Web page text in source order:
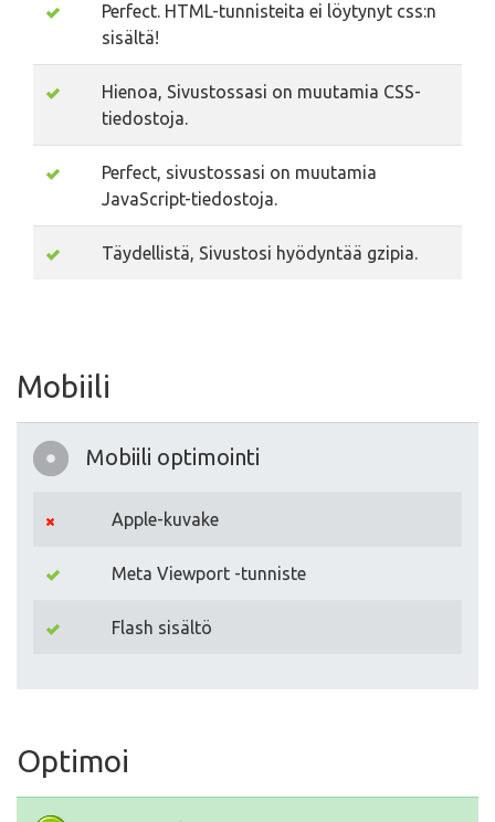
Perfect. HTML-tunnisteita ei löytynyt css:n
sisältä!
Hienoa, Sivustossasi on muutamia CSS-
tiedostoja.
Perfect, sivustossasi on muutamia
JavaScript-tiedostoja.
Täydellistä, Sivustosi hyödyntää gzipia.
Mobiili
Mobiili optimointi
Apple-kuvake
Meta Viewport -tunniste
Flash sisältö
Optimoi